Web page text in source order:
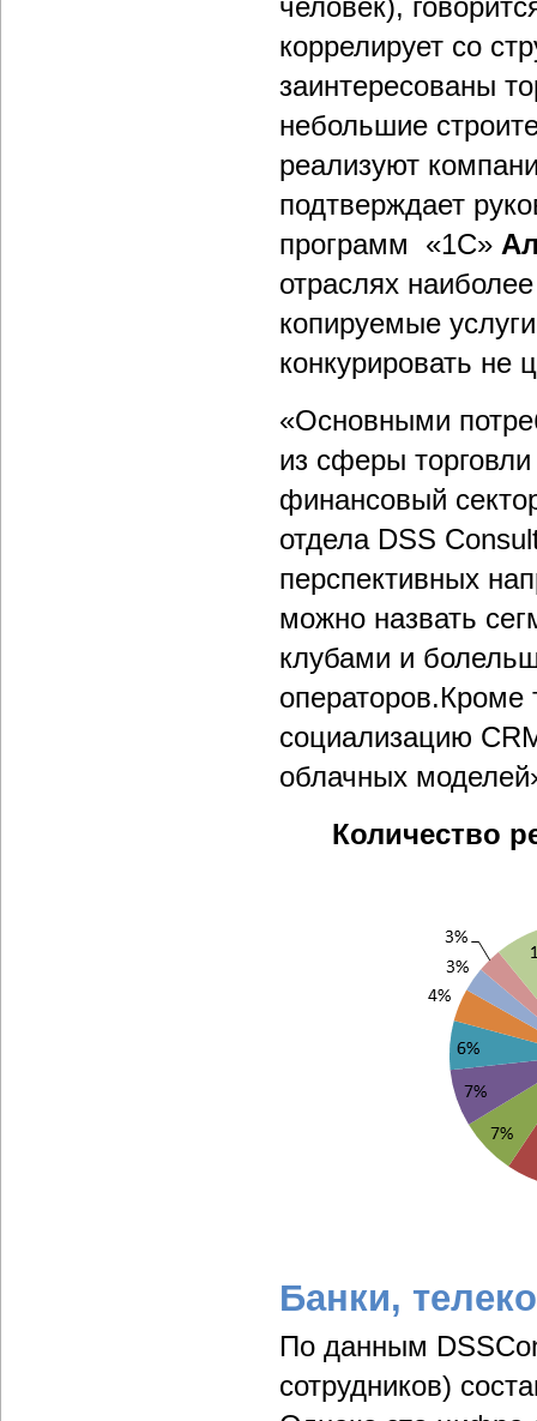
человек),
коррелирует со
заинтересованы
небольшие
реализуют
подтверждает
программ «1С»
отраслях
копируемые
конкурировать не
«Основными
из сферы
финансовый
отдела DSS
перспективных
можно назвать
клубами и
операторов.Кроме
социализацию
облачных
Количество
Банки,
По данным
сотрудников)